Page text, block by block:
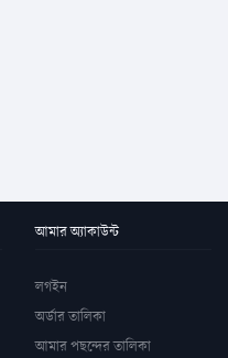
আমার অ্যাকাউন্ট
লগইন
অর্ডার তালিকা
আমার পছন্দের তালিকা